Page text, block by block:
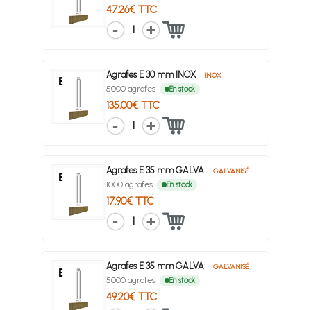
47.26€ TTC
1
Agrafes E 30 mm INOX INOX
5000 agrafes En stock
135.00€ TTC
1
Agrafes E 35 mm GALVA GALVANISÉ
1000 agrafes En stock
17.90€ TTC
1
Agrafes E 35 mm GALVA GALVANISÉ
5000 agrafes En stock
49.20€ TTC